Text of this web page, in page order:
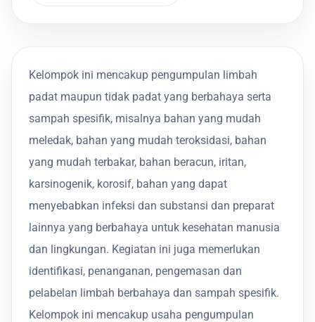
Kelompok ini mencakup pengumpulan limbah
padat maupun tidak padat yang berbahaya serta
sampah spesifik, misalnya bahan yang mudah
meledak, bahan yang mudah teroksidasi, bahan
yang mudah terbakar, bahan beracun, iritan,
karsinogenik, korosif, bahan yang dapat
menyebabkan infeksi dan substansi dan preparat
lainnya yang berbahaya untuk kesehatan manusia
dan lingkungan. Kegiatan ini juga memerlukan
identifikasi, penanganan, pengemasan dan
pelabelan limbah berbahaya dan sampah spesifik.
Kelompok ini mencakup usaha pengumpulan